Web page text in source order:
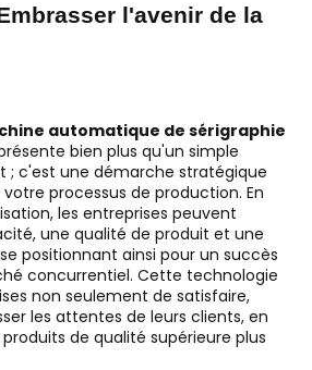
l'avenir de la
automatique de sérigraphie
bien plus qu'un simple
; c'est une démarche stratégique
processus de production. En
les entreprises peuvent
une qualité de produit et une
positionnant ainsi pour un succès
concurrentiel. Cette technologie
non seulement de satisfaire,
les attentes de leurs clients, en
de qualité supérieure plus